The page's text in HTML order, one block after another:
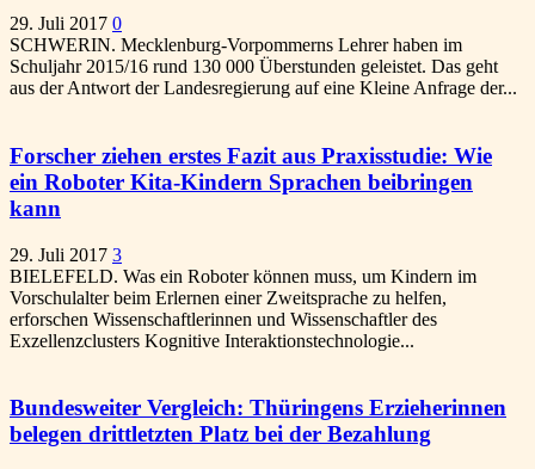
29. Juli 2017 0
SCHWERIN. Mecklenburg-Vorpommerns Lehrer haben im
Schuljahr 2015/16 rund 130 000 Überstunden geleistet. Das geht
aus der Antwort der Landesregierung auf eine Kleine Anfrage der...
Forscher ziehen erstes Fazit aus Praxisstudie: Wie
ein Roboter Kita-Kindern Sprachen beibringen
kann
29. Juli 2017 3
BIELEFELD. Was ein Roboter können muss, um Kindern im
Vorschulalter beim Erlernen einer Zweitsprache zu helfen,
erforschen Wissenschaftlerinnen und Wissenschaftler des
Exzellenzclusters Kognitive Interaktionstechnologie...
Bundesweiter Vergleich: Thüringens Erzieherinnen
belegen drittletzten Platz bei der Bezahlung